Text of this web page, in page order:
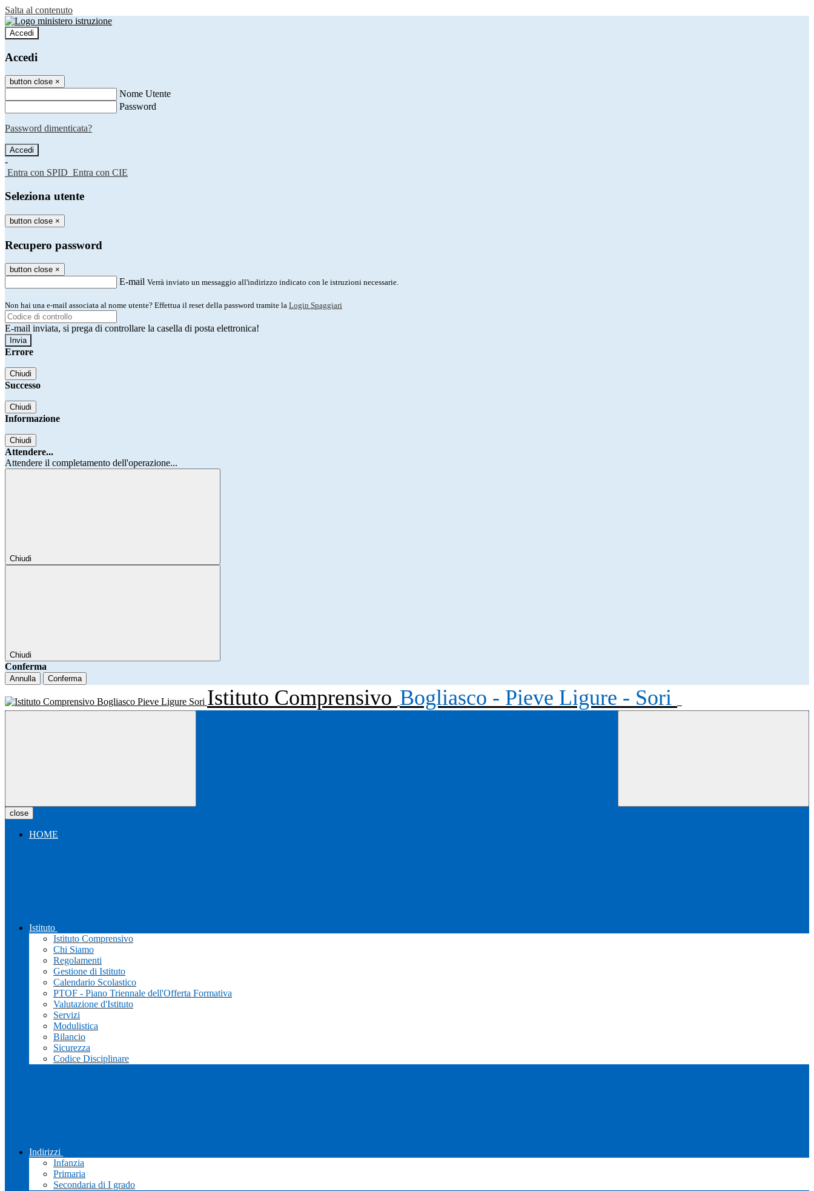
Salta al contenuto
Accedi
Accedi
button close ×
Nome Utente
Password
Password dimenticata?
-
Entra con SPID Entra con CIE
Seleziona utente
button close ×
Recupero password
button close ×
E-mail Verrà inviato un messaggio all'indirizzo indicato con le istruzioni necessarie.
Non hai una e-mail associata al nome utente? Effettua il reset della password tramite la Login Spaggiari
E-mail inviata, si prega di controllare la casella di posta elettronica!
Errore
Chiudi
Successo
Chiudi
Informazione
Chiudi
Attendere...
Attendere il completamento dell'operazione...
Chiudi
Chiudi
Conferma
Annulla Conferma
Istituto Comprensivo Bogliasco - Pieve Ligure - Sori
close
HOME
Istituto
Istituto Comprensivo
Chi Siamo
Regolamenti
Gestione di Istituto
Calendario Scolastico
PTOF - Piano Triennale dell'Offerta Formativa
Valutazione d'Istituto
Servizi
Modulistica
Bilancio
Sicurezza
Codice Disciplinare
Indirizzi
Infanzia
Primaria
Secondaria di I grado